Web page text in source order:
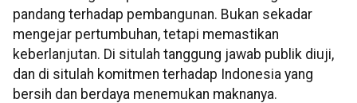
pandang terhadap pembangunan. Bukan sekadar
mengejar pertumbuhan, tetapi memastikan
keberlanjutan. Di situlah tanggung jawab publik diuji,
dan di situlah komitmen terhadap Indonesia yang
bersih dan berdaya menemukan maknanya.